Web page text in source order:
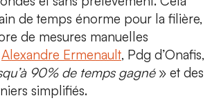
de temps énorme pour la filière,
de mesures manuelles
Alexandre Ermenault, Pdg d’Onafis,
90% de temps gagné» et des
simplifiés.